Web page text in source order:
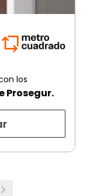
los
Prosegur.